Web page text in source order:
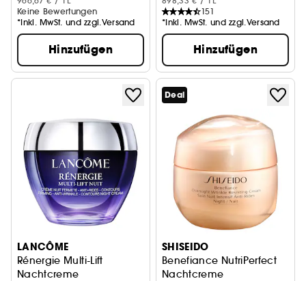
Keine Bewertungen
*Inkl. MwSt. und zzgl.Versand
Hinzufügen
151
*Inkl. MwSt. und zzgl.Versand
Hinzufügen
LANCÔME
Rénergie Multi-Lift
Nachtcreme
Deal
SHISEIDO
Benefiance NutriPerfect
Nachtcreme